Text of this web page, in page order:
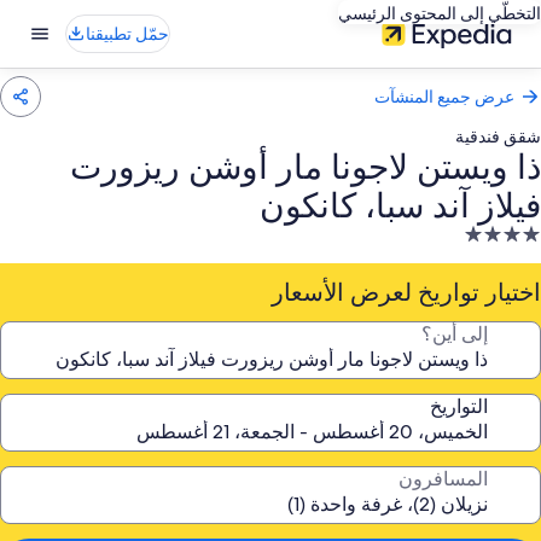
التخطّي إلى المحتوى الرئيسي
حمّل تطبيقنا
عرض جميع المنشآت
شقق فندقية
ذا ويستن لاجونا مار أوشن ريزورت
فيلاز آند سبا، كانكون
منشأة
فندقية
مصنفة
4.0
اختيار تواريخ لعرض الأسعار
إلى أين؟
التواريخ
المسافرون